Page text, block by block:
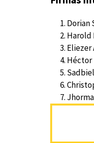
Dorian
Harold
Eliezer
Héctor